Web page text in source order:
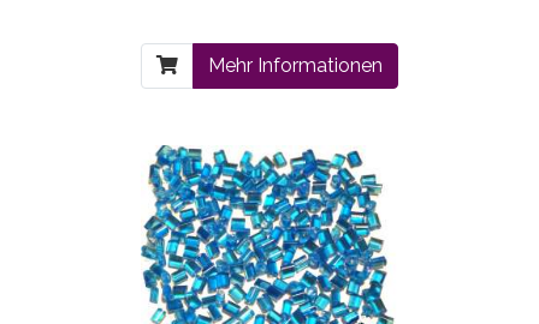
Mehr Informationen